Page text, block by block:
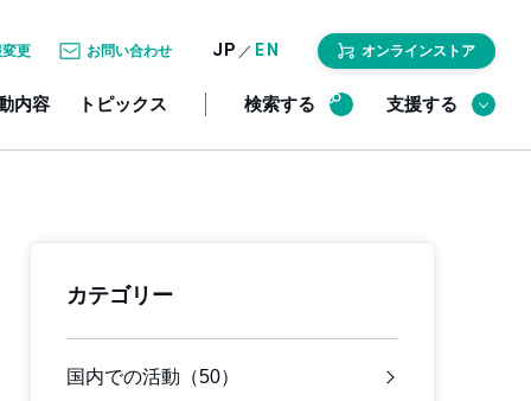
更 お問い合わせ JP ／ EN オンラインストア
内容 トピックス 検索する 支援する
カテゴリー
国内での活動（50）